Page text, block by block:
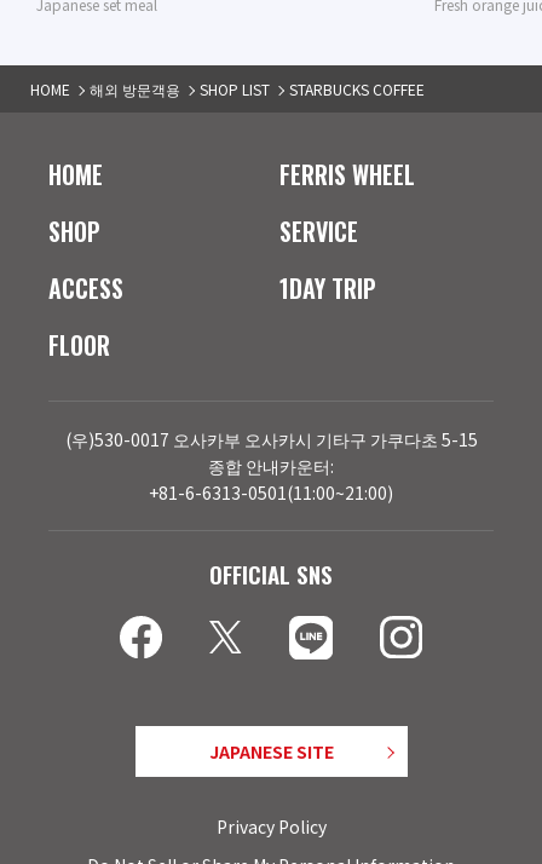
Japanese set meal Fresh orange
HOME 해외 방문객용 SHOP LIST STARBUCKS COFFEE
HOME
SHOP
ACCESS
FLOOR
FERRIS WHEEL
SERVICE
1DAY TRIP
(우)530-0017 오사카부 오사카시 기타구 가쿠다초 5-15
종합 안내카운터:
+81-6-6313-0501(11:00~21:00)
OFFICIAL SNS
JAPANESE SITE
Privacy Policy